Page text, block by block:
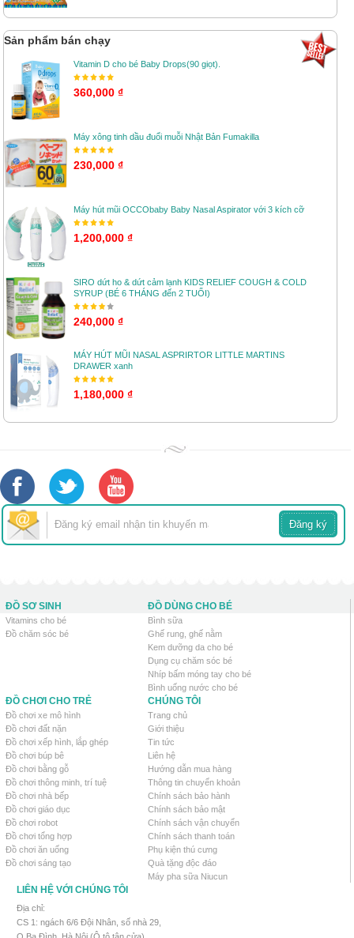
Sản phẩm bán chạy
Vitamin D cho bé Baby Drops(90 giọt).
360,000 ₫
Máy xông tinh dầu đuổi muỗi Nhật Bản Fumakilla
230,000 ₫
Máy hút mũi OCCObaby Baby Nasal Aspirator với 3 kích cỡ
1,200,000 ₫
SIRO dứt ho & dứt cảm lạnh KIDS RELIEF COUGH & COLD
SYRUP (BÉ 6 THÁNG đến 2 TUỔI)
240,000 ₫
MÁY HÚT MŨI NASAL ASPRIRTOR LITTLE MARTINS
DRAWER xanh
1,180,000 ₫
ĐỒ SƠ SINH
Vitamins cho bé
Đồ chăm sóc bé
ĐỒ DÙNG CHO BÉ
Bình sữa
Ghế rung, ghế nằm
Kem dưỡng da cho bé
Dụng cụ chăm sóc bé
Nhíp bấm móng tay cho bé
Bình uống nước cho bé
ĐỒ CHƠI CHO TRẺ
Đồ chơi xe mô hình
Đồ chơi đất nặn
Đồ chơi xếp hình, lắp ghép
Đồ chơi búp bê
Đồ chơi bằng gỗ
Đồ chơi thông minh, trí tuệ
Đồ chơi nhà bếp
Đồ chơi giáo dục
Đồ chơi robot
Đồ chơi tổng hợp
Đồ chơi ăn uống
Đồ chơi sáng tạo
CHÚNG TÔI
Trang chủ
Giới thiệu
Tin tức
Liên hệ
Hướng dẫn mua hàng
Thông tin chuyển khoản
Chính sách bảo hành
Chính sách bảo mật
Chính sách vận chuyển
Chính sách thanh toán
Phụ kiện thú cưng
Quà tặng độc đáo
Máy pha sữa Niucun
LIÊN HỆ VỚI CHÚNG TÔI
Địa chỉ:
CS 1: ngách 6/6 Đội Nhân, số nhà 29,